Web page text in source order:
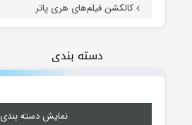
کالکشن فیلم‌های هری پاتر
دسته بندی
نمایش دسته بندی